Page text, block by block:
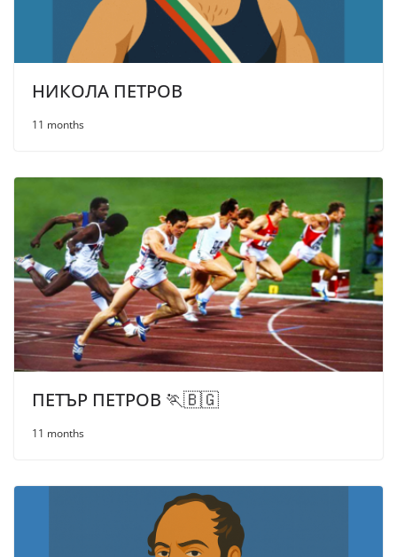
НИКОЛА ПЕТРОВ
11 months
ПЕТЪР ПЕТРОВ 🏃🇧🇬
11 months